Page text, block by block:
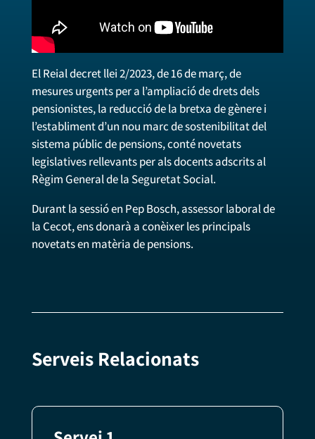
El Reial decret llei 2/2023, de 16 de març, de
mesures urgents per a l’ampliació de drets dels
pensionistes, la reducció de la bretxa de gènere i
l’establiment d’un nou marc de sostenibilitat del
sistema públic de pensions, conté novetats
legislatives rellevants per als docents adscrits al
Règim General de la Seguretat Social.
Durant la sessió en Pep Bosch, assessor laboral de
la Cecot, ens donarà a conèixer les principals
novetats en matèria de pensions.
Serveis Relacionats